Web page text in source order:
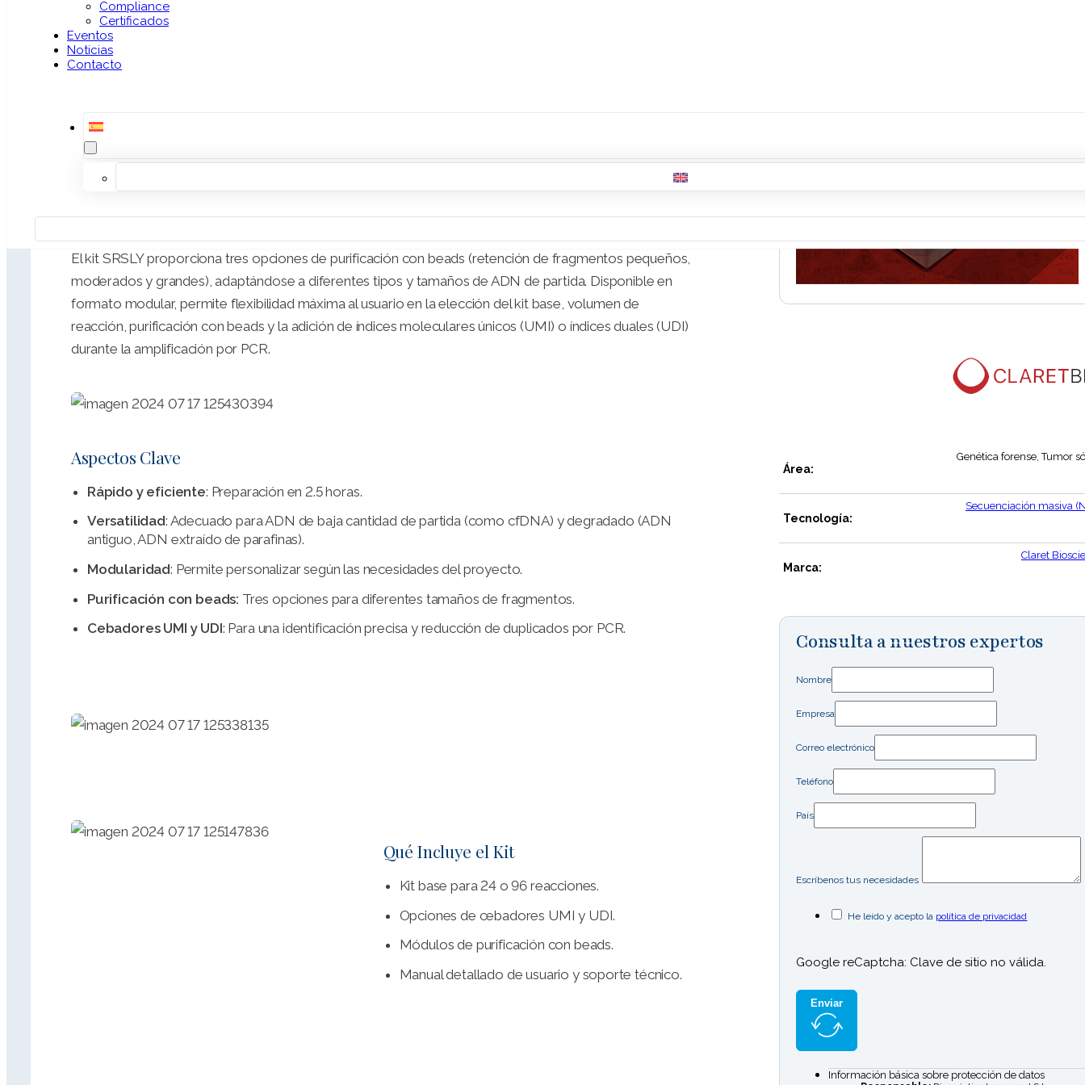
Compliance
Certificados
Eventos
Noticias
Contacto
ElSRSLY NGS Library Prep Kit
preparación de librerías con una tecnología basada en trabajar con ADN monocatenario mediante un
inicial, incluso en muestras con cantidades mínimas de ADN (250 pg) y ADN degradado (kits
compatibles con ADN extraído de parafina, con ADN antiguo…). Además, este kit permite generar
librerías complejas en un tiempo muy corto de ~2.5 horas.
Descripción Detallada
El kit SRSLY proporciona tres opciones de purificación con beads (retención de fragmentos pequeños,
moderados y grandes), adaptándose a diferentes tipos y tamaños de ADN de partida. Disponible en
formato modular, permite flexibilidad máxima al usuario en la elección del kit base, volumen de
reacción, purificación con beads y la adición de índices moleculares únicos (UMI) o índices duales (UDI)
durante la amplificación por PCR.
Aspectos Clave
Rápido y eficiente: Preparación en 2.5 horas.
Versatilidad: Adecuado para ADN de baja cantidad de partida (como cfDNA) y degradado (ADN
antiguo, ADN extraído de parafinas).
Modularidad: Permite personalizar según las necesidades del proyecto.
Purificación con beads: Tres opciones para diferentes tamaños de fragmentos.
Cebadores UMI y UDI: Para una identificación precisa y reducción de duplicados por PCR.
Qué Incluye el Kit
Kit base para 24 o 96 reacciones.
Opciones de cebadores UMI y UDI.
Módulos de purificación con beads.
Manual detallado de usuario y soporte técnico.
Área:
Genética forense, Tumor
Tecnología:
Secuenciación masiva
Marca:
Claret
Consulta a nuestros expertos
Nombre
Empresa
Correo electrónico
Teléfono
País
Escríbenos tus necesidades
He leído y acepto la política de privacidad
Google reCaptcha: Clave de sitio no válida.
Enviar
Información básica sobre protección de datos